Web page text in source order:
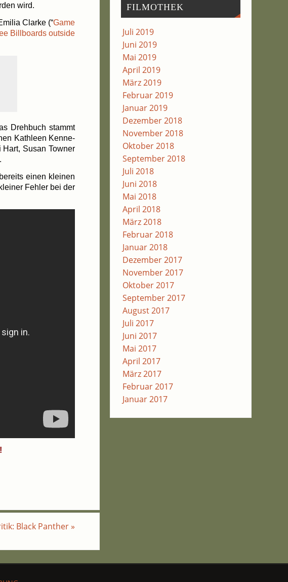
wird.
Clar­ke (“Game
Bill­boards out­side
Dreh­buch stammt
Kath­le­en Ken­ne­
Sus­an Tow­ner
einen klei­nen
Feh­ler bei der
Black Panther»
FIL­MO­THEK
Juli 2019
Juni 2019
Mai 2019
April 2019
März 2019
Februar 2019
Januar 2019
Dezember 2018
November 2018
Oktober 2018
September 2018
Juli 2018
Juni 2018
Mai 2018
April 2018
März 2018
Februar 2018
Januar 2018
Dezember 2017
November 2017
Oktober 2017
September 2017
August 2017
Juli 2017
Juni 2017
Mai 2017
April 2017
März 2017
Februar 2017
Januar 2017